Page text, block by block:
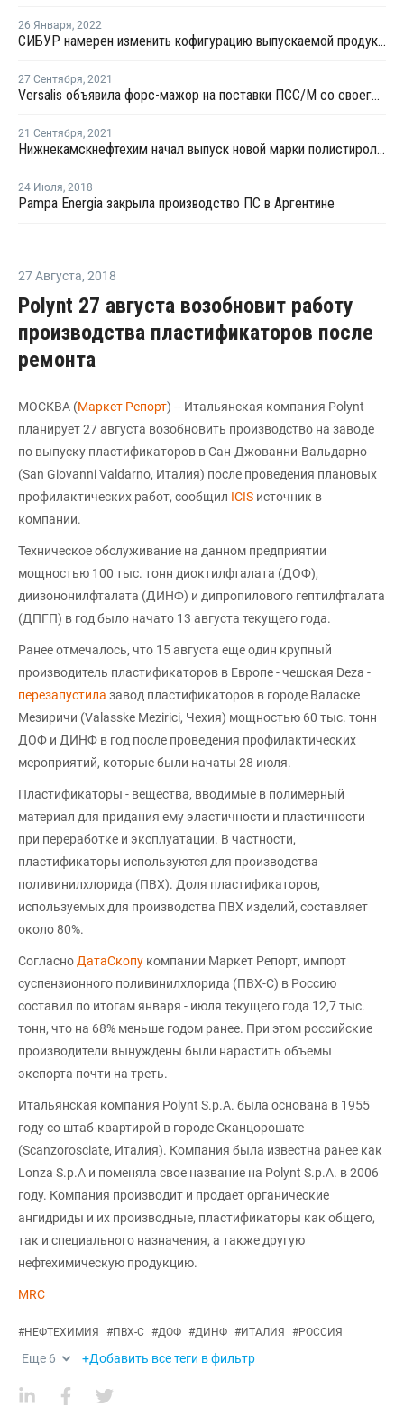
26 Января, 2022
СИБУР намерен изменить кофигурацию выпускаемой продукции комплекса "Этилен-600" на НКНХ
27 Сентября, 2021
Versalis объявила форс-мажор на поставки ПСС/М со своего завода в Мантуе
21 Сентября, 2021
Нижнекамскнефтехим начал выпуск новой марки полистирола для пищевой упаковки
24 Июля, 2018
Pampa Energia закрыла производство ПС в Аргентине
27 Августа, 2018
Polynt 27 августа возобновит работу
производства пластификаторов после
ремонта
МОСКВА (Маркет Репорт) -- Итальянская компания Polynt
планирует 27 августа возобновить производство на заводе
по выпуску пластификаторов в Сан-Джованни-Вальдарно
(San Giovanni Valdarno, Италия) после проведения плановых
профилактических работ, сообщил ICIS источник в
компании.
Техническое обслуживание на данном предприятии
мощностью 100 тыс. тонн диоктилфталата (ДОФ),
диизононилфталата (ДИНФ) и дипропилового гептилфталата
(ДПГП) в год было начато 13 августа текущего года.
Ранее отмечалось, что 15 августа еще один крупный
производитель пластификаторов в Европе - чешская Deza -
перезапустила завод пластификаторов в городе Валаске
Мезиричи (Valasske Mezirici, Чехия) мощностью 60 тыс. тонн
ДОФ и ДИНФ в год после проведения профилактических
мероприятий, которые были начаты 28 июля.
Пластификаторы - вещества, вводимые в полимерный
материал для придания ему эластичности и пластичности
при переработке и эксплуатации. В частности,
пластификаторы используются для производства
поливинилхлорида (ПВХ). Доля пластификаторов,
используемых для производства ПВХ изделий, составляет
около 80%.
Согласно ДатаСкопу компании Маркет Репорт, импорт
суспензионного поливинилхлорида (ПВХ-С) в Россию
составил по итогам января - июля текущего года 12,7 тыс.
тонн, что на 68% меньше годом ранее. При этом российские
производители вынуждены были нарастить объемы
экспорта почти на треть.
Итальянская компания Polynt S.p.A. была основана в 1955
году со штаб-квартирой в городе Сканцорошате
(Scanzorosciate, Италия). Компания была известна ранее как
Lonza S.p.A и поменяла свое название на Polynt S.p.A. в 2006
году. Компания производит и продает органические
ангидриды и их производные, пластификаторы как общего,
так и специального назначения, а также другую
нефтехимическую продукцию.
MRC
#НЕФТЕХИМИЯ #ПВХ-С #ДОФ #ДИНФ #ИТАЛИЯ #РОССИЯ
Еще 6 +Добавить все теги в фильтр